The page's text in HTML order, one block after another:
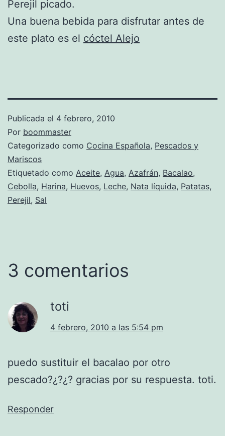
Perejil picado.
Una buena bebida para disfrutar antes de
este plato es el cóctel Alejo
Publicada el 4 febrero, 2010
Por boommaster
Categorizado como Cocina Española, Pescados y
Mariscos
Etiquetado como Aceite, Agua, Azafrán, Bacalao,
Cebolla, Harina, Huevos, Leche, Nata líquida, Patatas,
Perejil, Sal
3 comentarios
toti
4 febrero, 2010 a las 5:54 pm
puedo sustituir el bacalao por otro
pescado?¿?¿? gracias por su respuesta. toti.
Responder